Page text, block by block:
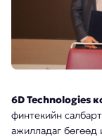
6D Technologies
финтекийн
ажилладаг бөгөөд